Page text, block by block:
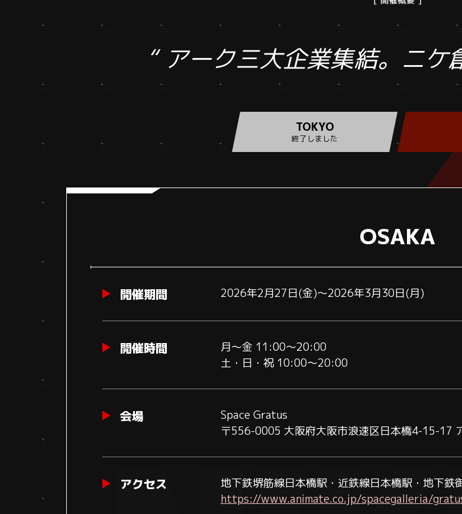
“ アーク三大企業集結。 ニケ
TOKYO
終了しました
OSAKA
開催期間 2026年2月27日(金)～2026年3月30日(月)
開催時間
月～金 11:00～20:00
土・日・祝 10:00～20:00
会場
Space Gratus
〒556-0005 大阪府大阪市浪速区日本橋4-15-17
アクセス 地下鉄堺筋線日本橋駅・近鉄線日本橋駅・地下鉄
https://www.animate.co.jp/spacegalleria/